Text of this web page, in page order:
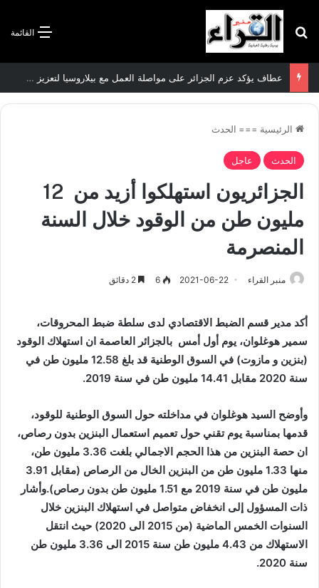
القائمة بحث عن
عطاف يؤكد عزم الجزائر على مواصلة العمل مع بيلاروسيا لتعزيز العلاقات الثنائية
الرئيسية === الحدث
الحدث عاجل
الجزائريون استهلكوا أزيد من 12
مليون طن من الوقود خلال السنة
المنصرمة
منبر القراء 2021-06-22
6
أكد مدير قسم الضبط الاقتصادي لدى سلطة ضبط المحروقات،
سمير هوغلوان، يوم أول أمس بالجزائر العاصمة ان استهلاك الوقود
(بنزين و مازوت) في السوق الوطنية قد بلغ 12.58 مليون طن في
سنة 2020 مقابل 14.41 مليون طن في سنة 2019.
وأوضح السيد هوغلوان في مداخلته حول السوق الوطنية للوقود،
قدمها بمناسبة يوم تقني حول تعميم استعمال البنزين بدون رصاص،
ان حصة البنزين من هذا الحجم الاجمالي بلغت 3.36 مليون طن،
منها 1.33 مليون طن من البنزين الخال من الرصاص (مقابل 3.91
مليون طن في سنة 2019 مع 1.51 مليون طن بدون رصاص).وأشار
ذات المسؤول إلى انخفاض متواصل في استهلاك البنزين خلال
السنوات الخمس الماضية (من 2015 الى 2020) حيث انتقل
الاستهلاك من 4.43 مليون طن سنة 2015 الى 3.36 مليون طن
سنة 2020.